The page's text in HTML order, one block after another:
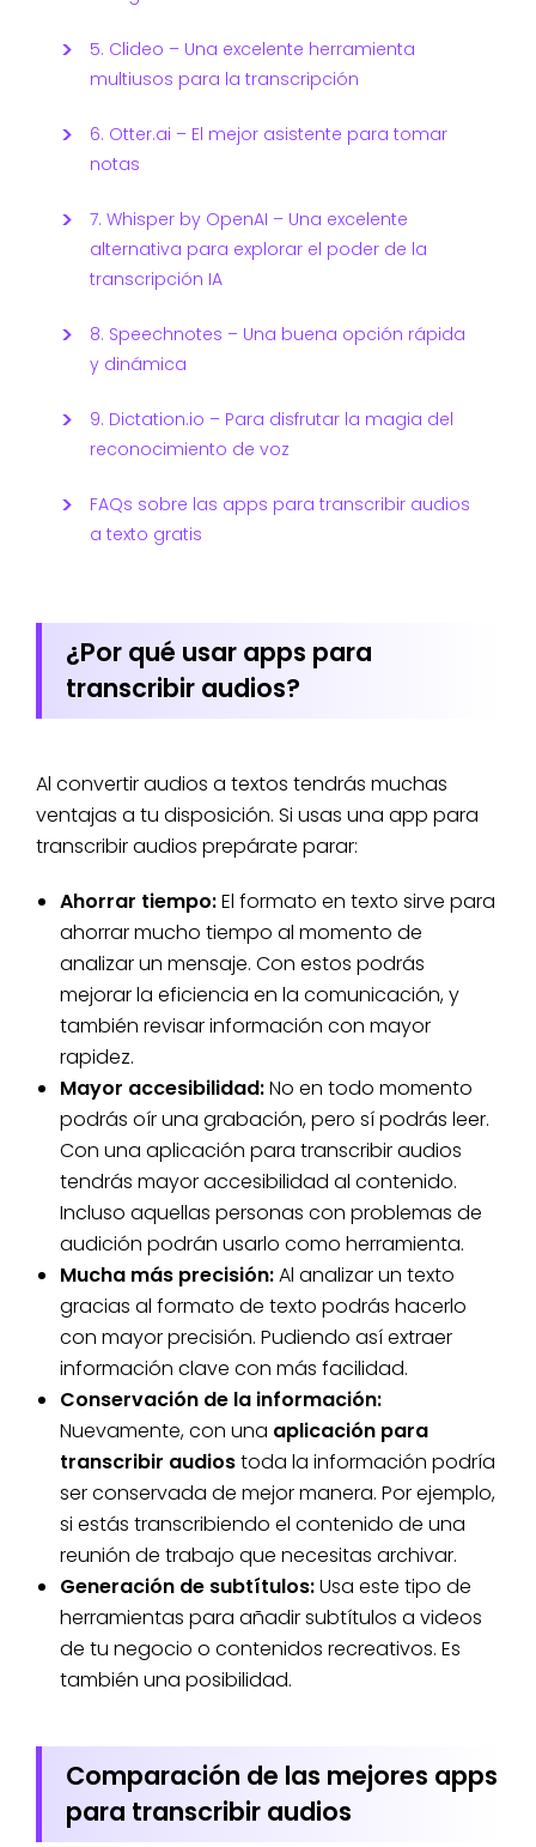
5. Clideo – Una excelente herramienta
multiusos para la transcripción
6. Otter.ai – El mejor asistente para tomar
notas
7. Whisper by OpenAI – Una excelente
alternativa para explorar el poder de la
transcripción IA
8. Speechnotes – Una buena opción rápida
y dinámica
9. Dictation.io – Para disfrutar la magia del
reconocimiento de voz
FAQs sobre las apps para transcribir audios
a texto gratis
¿Por qué usar apps para
transcribir audios?
Al convertir audios a textos tendrás muchas
ventajas a tu disposición. Si usas una app para
transcribir audios prepárate parar:
Ahorrar tiempo:El formato en texto sirve para
ahorrar mucho tiempo al momento de
analizar un mensaje. Con estos podrás
mejorar la eficiencia en la comunicación, y
también revisar información con mayor
rapidez.
Mayor accesibilidad:No en todo momento
podrás oír una grabación, pero sí podrás leer.
Con una aplicación para transcribir audios
tendrás mayor accesibilidad al contenido.
Incluso aquellas personas con problemas de
audición podrán usarlo como herramienta.
Mucha más precisión:Al analizar un texto
gracias al formato de texto podrás hacerlo
con mayor precisión. Pudiendo así extraer
información clave con más facilidad.
Conservación de la información:
Nuevamente, con una aplicación para
transcribir audiostoda la información podría
ser conservada de mejor manera. Por ejemplo,
si estás transcribiendo el contenido de una
reunión de trabajo que necesitas archivar.
Generación de subtítulos:Usa este tipo de
herramientas para añadir subtítulos a videos
de tu negocio o contenidos recreativos. Es
también una posibilidad.
Comparación de las mejores apps
para transcribir audios